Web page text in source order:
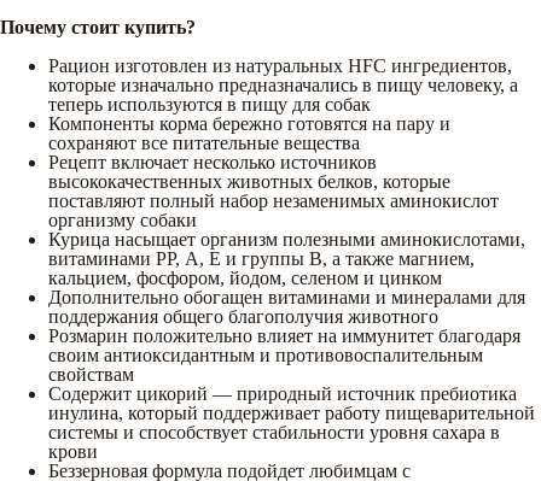
Почему стоит купить?
Рацион изготовлен из натуральных НFC ингредиентов,
которые изначально предназначались в пищу человеку, а
теперь используются в пищу для собак
Компоненты корма бережно готовятся на пару и
сохраняют все питательные вещества
Рецепт включает несколько источников
высококачественных животных белков, которые
поставляют полный набор незаменимых аминокислот
организму собаки
Курица насыщает организм полезными аминокислотами,
витаминами РР, А, Е и группы В, а также магнием,
кальцием, фосфором, йодом, селеном и цинком
Дополнительно обогащен витаминами и минералами для
поддержания общего благополучия животного
Розмарин положительно влияет на иммунитет благодаря
своим антиоксидантным и противовоспалительным
свойствам
Содержит цикорий — природный источник пребиотика
инулина, который поддерживает работу пищеварительной
системы и способствует стабильности уровня сахара в
крови
Беззерновая формула подойдет любимцам с